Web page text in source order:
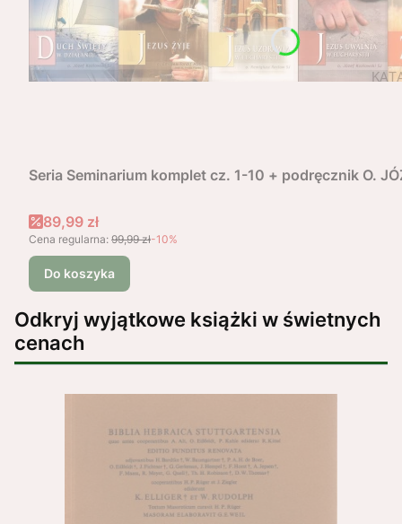
Seria Seminarium komplet cz. 1-10 + podręcznik O.
Cena promocyjna
89,99 zł
Cena regularna: 99,99 zł-10%
Do koszyka
Odkryj wyjątkowe książki w świetnych
cenach